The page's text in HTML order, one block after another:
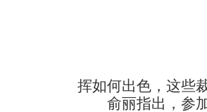
挥如何出色，这些
俞丽指出，参加